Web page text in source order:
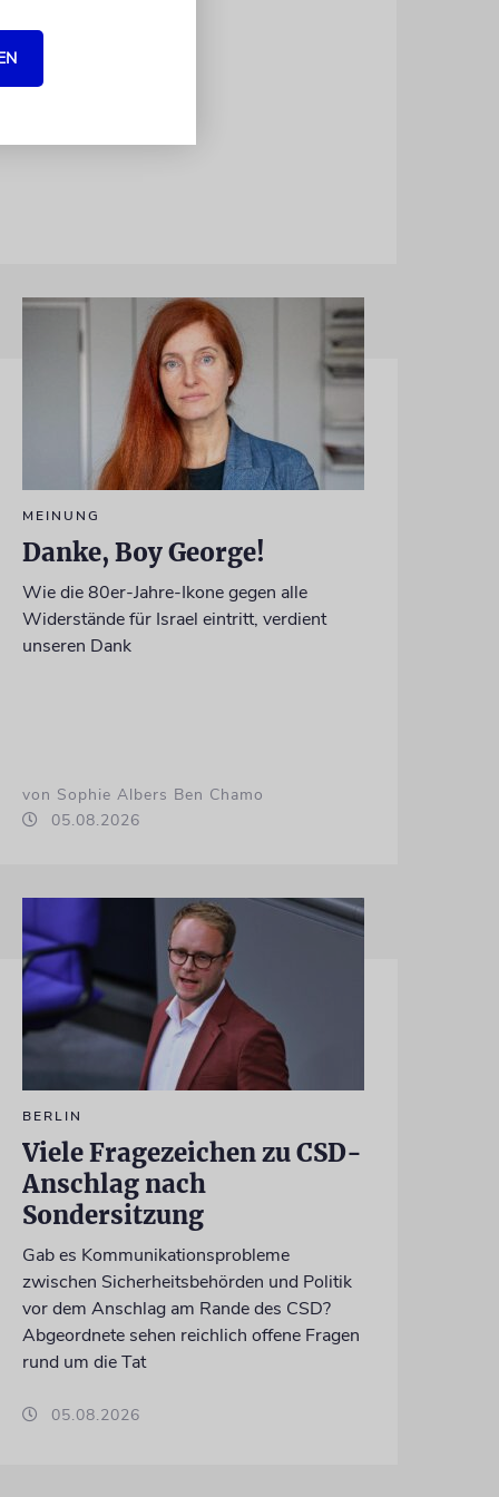
MEINUNG
Danke, Boy George!
Wie die 80er-Jahre-Ikone gegen alle
Widerstände für Israel eintritt, verdient
unseren Dank
von Sophie Albers Ben Chamo
05.08.2026
BERLIN
Viele Fragezeichen zu CSD-
Anschlag nach
Sondersitzung
Gab es Kommunikationsprobleme
zwischen Sicherheitsbehörden und Politik
vor dem Anschlag am Rande des CSD?
Abgeordnete sehen reichlich offene Fragen
rund um die Tat
05.08.2026